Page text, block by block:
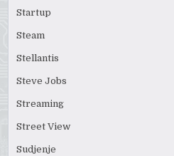
Startup
Steam
Stellantis
Steve Jobs
Streaming
Street View
Sudjenje